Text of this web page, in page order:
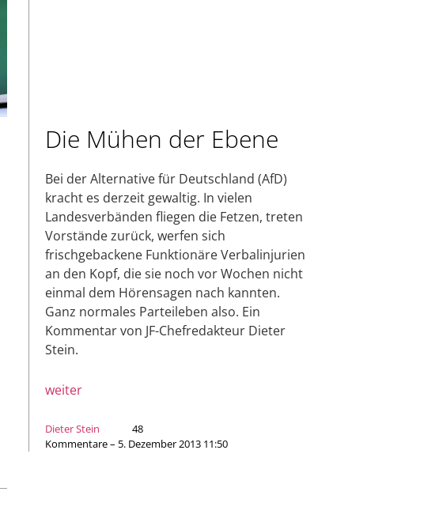
Die Mühen der Ebene
Bei der Alternative für Deutschland (AfD)
kracht es derzeit gewaltig. In vielen
Landesverbänden fliegen die Fetzen, treten
Vorstände zurück, werfen sich
frischgebackene Funktionäre Verbalinjurien
an den Kopf, die sie noch vor Wochen nicht
einmal dem Hörensagen nach kannten.
Ganz normales Parteileben also. Ein
Kommentar von JF-Chefredakteur Dieter
Stein.
weiter
Dieter Stein
48
Kommentare – 5. Dezember 2013 11:50